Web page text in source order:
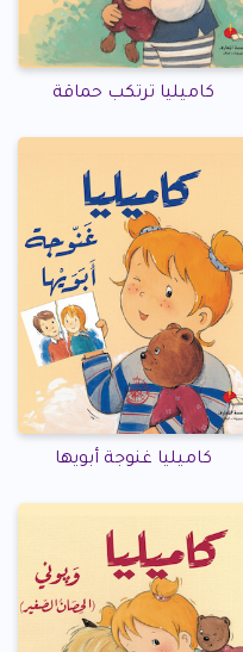
كاميليا ترتكب حماقة
كاميليا غنوجة أبويها